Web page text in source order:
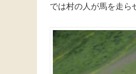
では村の人が馬を走ら